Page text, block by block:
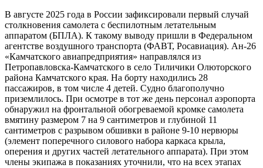
В августе 2025 года в России зафиксировали первый случай
столкновения самолета с беспилотным летательным
аппаратом (БПЛА). К такому выводу пришли в Федеральном
агентстве воздушного транспорта (ФАВТ, Росавиация). Ан-26
«Камчатского авиапредприятия» направлялся из
Петропавловска-Камчатского в село Тиличики Олюторского
района Камчатского края. На борту находились 28
пассажиров, в том числе 4 детей. Судно благополучно
приземлилось. При осмотре в тот же день персонал аэропорта
обнаружил на фронтальной обогреваемой кромке самолета
вмятину размером 7 на 9 сантиметров и глубиной 11
сантиметров с разрывом обшивки в районе 9-10 нервюры
(элемент поперечного силового набора каркаса крыла,
оперения и других частей летательного аппарата). При этом
члены экипажа в показаниях уточнили, что на всех этапах